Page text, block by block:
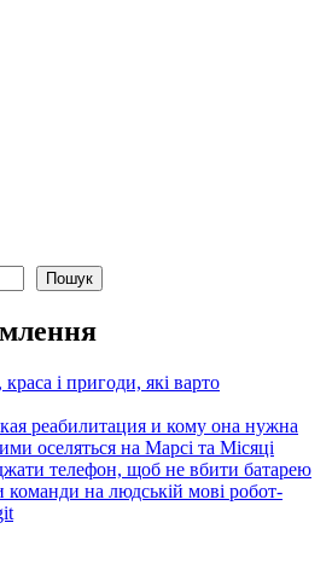
Пошук
і пригоди, які варто
реабилитация и кому она нужна
оселяться на Марсі та Місяці
телефон, щоб не вбити батарею
команди на людській мові робот-